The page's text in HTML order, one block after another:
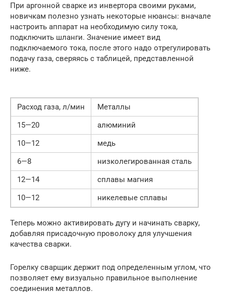
При аргонной сварке из инвертора своими руками,
новичкам полезно узнать некоторые нюансы: вначале
настроить аппарат на необходимую силу тока,
подключить шланги. Значение имеет вид
подключаемого тока, после этого надо отрегулировать
подачу газа, сверяясь с таблицей, представленной
ниже.
Расход газа, л/мин
Металлы
15—20
алюминий
10—12
медь
6—8
низколегированная сталь
12—14
сплавы магния
10—12
никелевые сплавы
Теперь можно активировать дугу и начинать сварку,
добавляя присадочную проволоку для улучшения
качества сварки.
Горелку сварщик держит под определенным углом, что
позволяет ему визуально правильное выполнение
соединения металлов.